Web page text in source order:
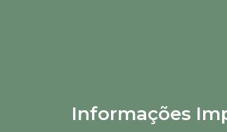
Informações